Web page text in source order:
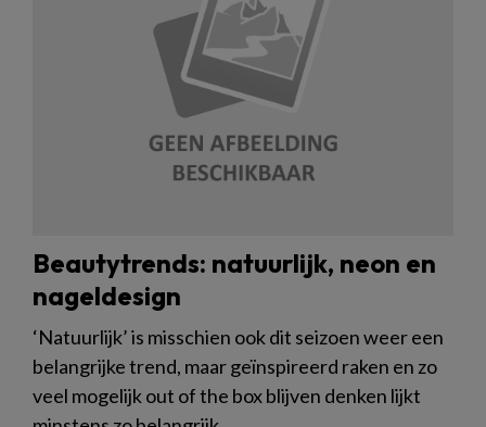
Beautytrends: natuurlijk, neon en
nageldesign
‘Natuurlijk’ is misschien ook dit seizoen weer een
belangrijke trend, maar geïnspireerd raken en zo
veel mogelijk out of the box blijven denken lijkt